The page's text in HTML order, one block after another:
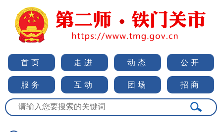
首页 走进 动态 公开
服务 互动 团场 招商